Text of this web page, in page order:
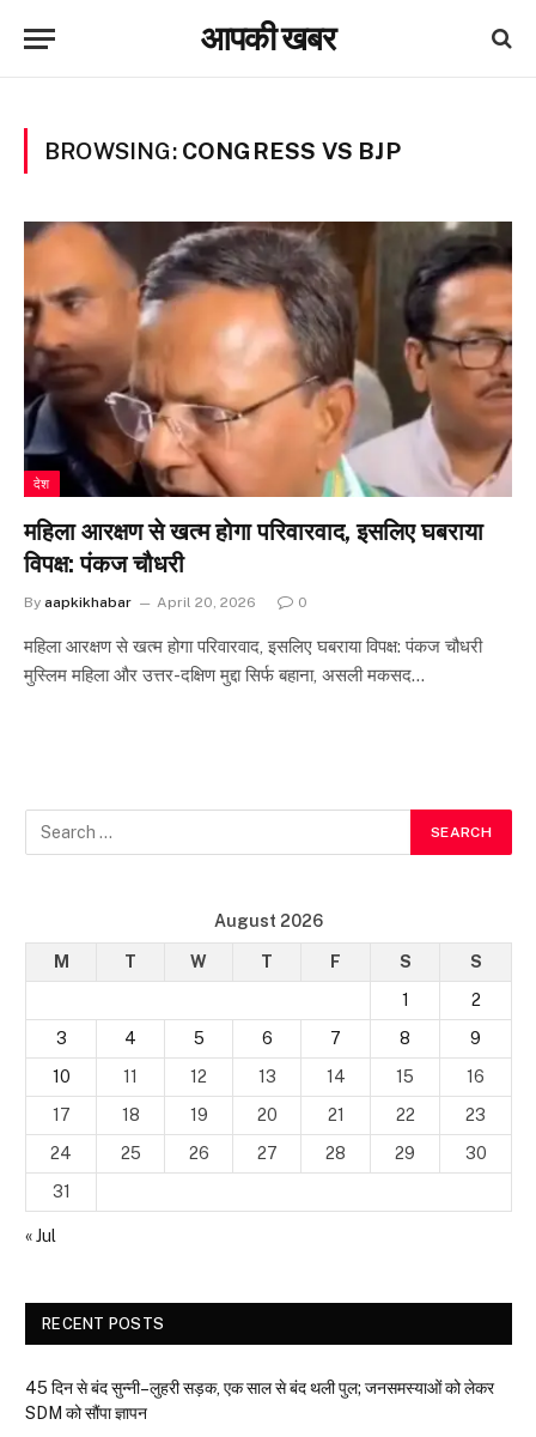
आपकी खबर
BROWSING: CONGRESS VS BJP
देश
महिला आरक्षण से खत्म होगा परिवारवाद, इसलिए घबराया
विपक्ष: पंकज चौधरी
By aapkikhabar April 20, 2026 0
महिला आरक्षण से खत्म होगा परिवारवाद, इसलिए घबराया विपक्ष: पंकज चौधरी
मुस्लिम महिला और उत्तर-दक्षिण मुद्दा सिर्फ बहाना, असली मकसद…
August 2026
M T W T F S
S
1
2
3
4 5 6 7 8
9
10
11 12 13 14 15
16
17
18 19 20 21 22
23
24
25 26 27 28 29
30
31
« Jul
RECENT POSTS
45 दिन से बंद सुन्नी–लुहरी सड़क, एक साल से बंद थली पुल; जनसमस्याओं को लेकर
SDM को सौंपा ज्ञापन